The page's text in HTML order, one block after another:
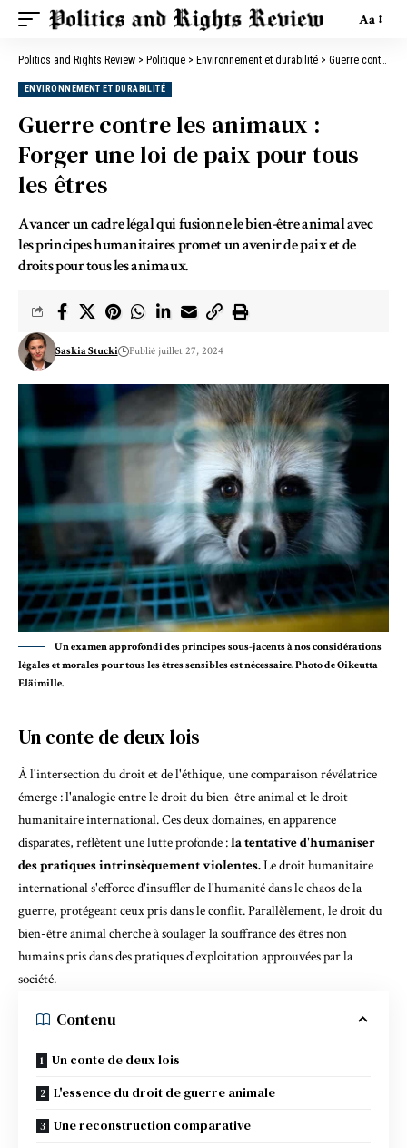
Aa
Politics and Rights Review > Politique > Environnement et durabilité > Guerre contre les animaux : Forger une loi de paix pour tous les êtres
ENVIRONNEMENT ET DURABILITÉ
Guerre contre les animaux :
Forger une loi de paix pour tous
les êtres
Avancer un cadre légal qui fusionne le bien-être animal avec
les principes humanitaires promet un avenir de paix et de
droits pour tous les animaux.
Saskia Stucki Publié juillet 27, 2024
Un examen approfondi des principes sous-jacents à nos considérations
légales et morales pour tous les êtres sensibles est nécessaire. Photo de Oikeutta
Eläimille.
Un conte de deux lois
À l'intersection du droit et de l'éthique, une comparaison révélatrice
émerge : l'analogie entre le droit du bien-être animal et le droit
humanitaire international. Ces deux domaines, en apparence
disparates, reflètent une lutte profonde :la tentative d'humaniser
des pratiques intrinsèquement violentes.Le droit humanitaire
international s'efforce d'insuffler de l'humanité dans le chaos de la
guerre, protégeant ceux pris dans le conflit. Parallèlement, le droit du
bien-être animal cherche à soulager la souffrance des êtres non
humains pris dans des pratiques d'exploitation approuvées par la
société.
Contenu
Un conte de deux lois
L'essence du droit de guerre animale
Une reconstruction comparative